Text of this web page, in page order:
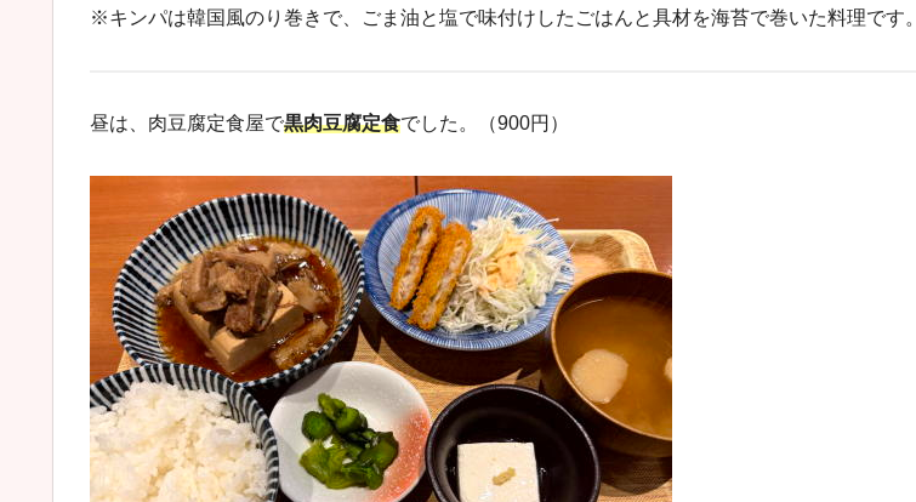
※キンパは韓国風のり巻きで、ごま油と塩で味付けしたごはんと具材を海苔で巻いた料理です。
昼は、肉豆腐定食屋で黒肉豆腐定食でした。（900円）